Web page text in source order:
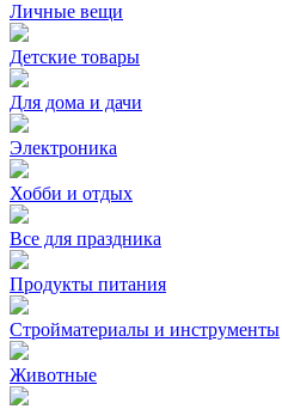
Личные вещи
Детские товары
Для дома и дачи
Электроника
Хобби и отдых
Все для праздника
Продукты питания
Стройматериалы и инструменты
Животные